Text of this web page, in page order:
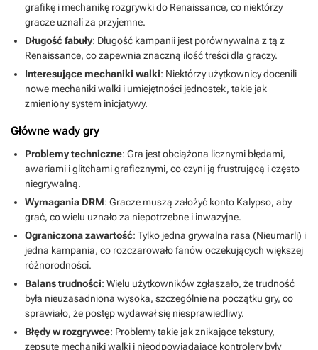
grafikę i mechanikę rozgrywki do Renaissance, co niektórzy
gracze uznali za przyjemne.
Długość fabuły: Długość kampanii jest porównywalna z tą z
Renaissance, co zapewnia znaczną ilość treści dla graczy.
Interesujące mechaniki walki: Niektórzy użytkownicy docenili
nowe mechaniki walki i umiejętności jednostek, takie jak
zmieniony system inicjatywy.
Główne wady gry
Problemy techniczne: Gra jest obciążona licznymi błędami,
awariami i glitchami graficznymi, co czyni ją frustrującą i często
niegrywalną.
Wymagania DRM: Gracze muszą założyć konto Kalypso, aby
grać, co wielu uznało za niepotrzebne i inwazyjne.
Ograniczona zawartość: Tylko jedna grywalna rasa (Nieumarli) i
jedna kampania, co rozczarowało fanów oczekujących większej
różnorodności.
Balans trudności: Wielu użytkowników zgłaszało, że trudność
była nieuzasadniona wysoka, szczególnie na początku gry, co
sprawiało, że postęp wydawał się niesprawiedliwy.
Błędy w rozgrywce: Problemy takie jak znikające tekstury,
zepsute mechaniki walki i nieodpowiadające kontrolery były